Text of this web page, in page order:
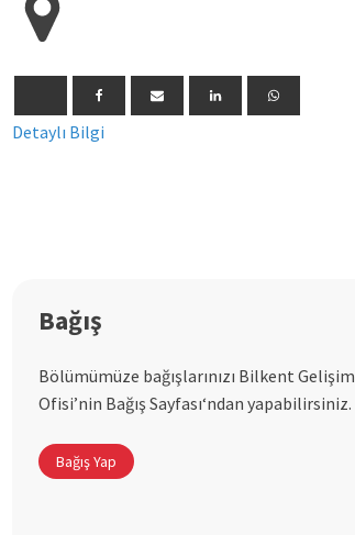
Detaylı Bilgi
Bağış
Bölümümüze bağışlarınızı Bilkent Gelişim
Ofisi’nin Bağış Sayfası‘ndan yapabilirsiniz.
Bağış Yap